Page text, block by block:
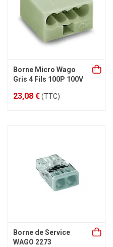
Borne Micro Wago
Gris 4 Fils 100P 100V
23,08 €(TTC)
Borne de Service
WAGO 2273